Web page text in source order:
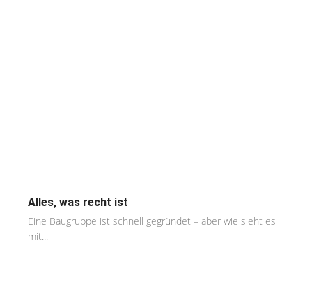
Alles, was recht ist
Eine Baugruppe ist schnell gegründet – aber wie sieht es
mit...